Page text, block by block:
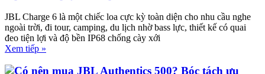
JBL Charge 6 là một chiếc loa cực kỳ toàn diện cho nhu cầu nghe
ngoài trời, đi tour, camping, du lịch nhờ bass lực, thiết kế có quai
đeo tiện lợi và độ bền IP68 chống cày xới
Xem tiếp »
Có nên mua JBL Authentics 500? Bóc tách ưu